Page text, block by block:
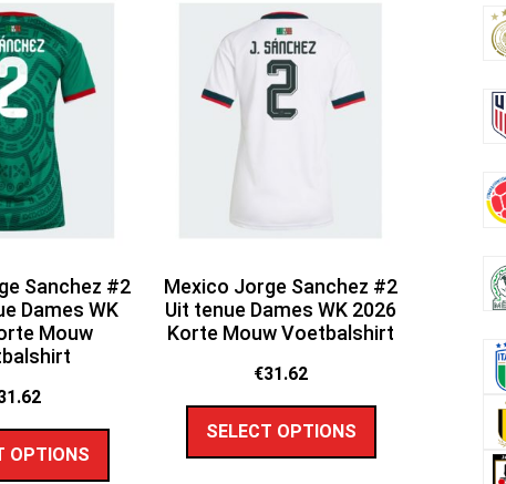
Sanchez #2
Dames WK
Mouw
OPTIONS
Mexico Jorge Sanchez #2
Uit tenue Dames WK 2026
Korte Mouw Voetbalshirt
€31.62
SELECT OPTIONS